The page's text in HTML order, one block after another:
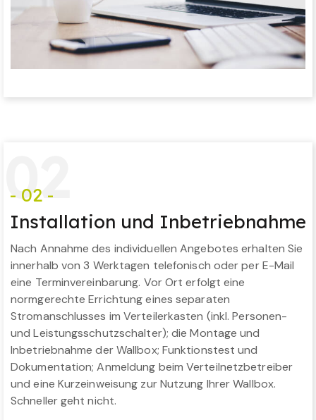
02
- 02 -
Installation und Inbetriebnahme
Nach Annahme des individuellen Angebotes erhalten Sie
innerhalb von 3 Werktagen telefonisch oder per E-Mail
eine Terminvereinbarung. Vor Ort erfolgt eine
normgerechte Errichtung eines separaten
Stromanschlusses im Verteilerkasten (inkl. Personen-
und Leistungsschutzschalter); die Montage und
Inbetriebnahme der Wallbox; Funktionstest und
Dokumentation; Anmeldung beim Verteilnetzbetreiber
und eine Kurzeinweisung zur Nutzung Ihrer Wallbox.
Schneller geht nicht.